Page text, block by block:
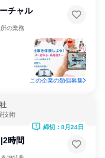
チャル
の業務
この企業の類似募集
技術
時間
締切：8月24日